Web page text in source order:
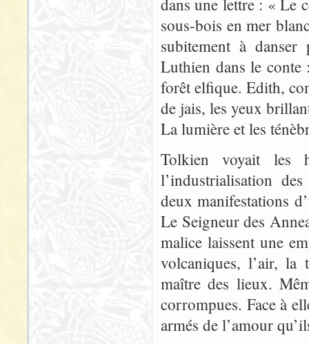
dans une lettre : « Le
sous-bois en mer
subitement à
Luthien dans le conte
forêt elfique. Edith,
de jais, les yeux
La lumière et les
Tolkien voyait les
l’industrialisation
deux manifestations
Le Seigneur des
malice laissent une
volcaniques, l’air, la
maître des lieux.
corrompues. Face à
armés de l’amour